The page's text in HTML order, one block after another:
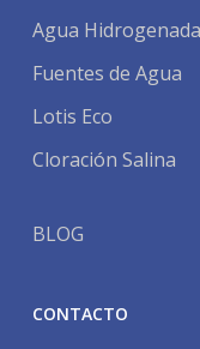
Agua Hidrogenada
Fuentes de Agua
Lotis Eco
Cloración Salina
BLOG
CONTACTO